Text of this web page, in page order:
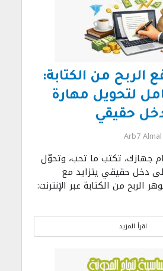
الربح من الكتابة:
لتحويل مهارة
دخل حقيقي
Arb7 Almal
جهازك، تكتب ما تحب، وتحوّل
دخل حقيقي يتزايد مع
الربح من الكتابة عبر الإنترنت:
اقرأ المزيد